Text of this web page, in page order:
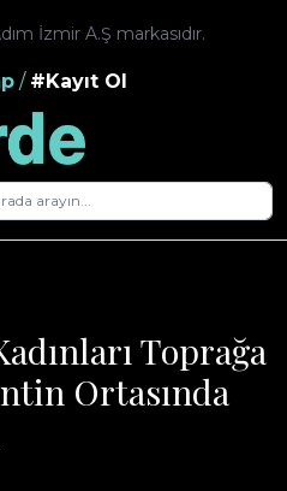
İzmir A.Ş markasıdır.
/ #Kayıt Ol
Toprağa
Ortasında